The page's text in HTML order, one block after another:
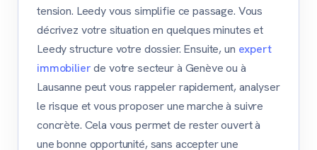
tension. Leedy vous simplifie ce passage. Vous
décrivez votre situation en quelques minutes et
Leedy structure votre dossier. Ensuite, un expert
immobilierde votre secteur à Genève ou à
Lausanne peut vous rappeler rapidement, analyser
le risque et vous proposer une marche à suivre
concrète. Cela vous permet de rester ouvert à
une bonne opportunité, sans accepter une